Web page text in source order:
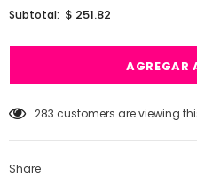
Subtotal: $ 251.82
283 customers are viewing
Share